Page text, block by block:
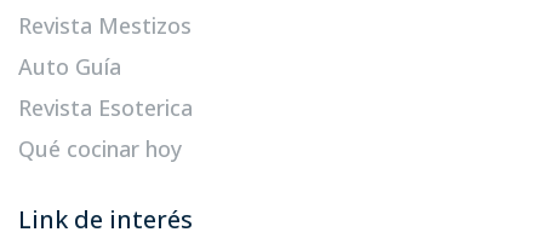
Revista Mestizos
Auto Guía
Revista Esoterica
Qué cocinar hoy
Link de interés